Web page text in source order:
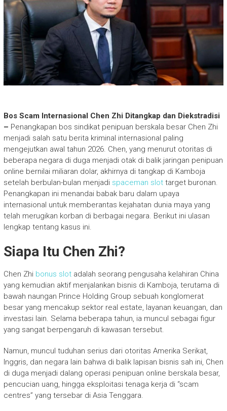
Bos Scam Internasional Chen Zhi Ditangkap dan Diekstradisi
– Penangkapan bos sindikat penipuan berskala besar Chen Zhi
menjadi salah satu berita kriminal internasional paling
mengejutkan awal tahun 2026. Chen, yang menurut otoritas di
beberapa negara di duga menjadi otak di balik jaringan penipuan
online bernilai miliaran dolar, akhirnya di tangkap di Kamboja
setelah berbulan-bulan menjadi spaceman slottarget buronan.
Penangkapan ini menandai babak baru dalam upaya
internasional untuk memberantas kejahatan dunia maya yang
telah merugikan korban di berbagai negara. Berikut ini ulasan
lengkap tentang kasus ini.
Siapa Itu Chen Zhi?
Chen Zhi bonus slotadalah seorang pengusaha kelahiran China
yang kemudian aktif menjalankan bisnis di Kamboja, terutama di
bawah naungan Prince Holding Group sebuah konglomerat
besar yang mencakup sektor real estate, layanan keuangan, dan
investasi lain. Selama beberapa tahun, ia muncul sebagai figur
yang sangat berpengaruh di kawasan tersebut.
Namun, muncul tuduhan serius dari otoritas Amerika Serikat,
Inggris, dan negara lain bahwa di balik lapisan bisnis sah ini, Chen
di duga menjadi dalang operasi penipuan online berskala besar,
pencucian uang, hingga eksploitasi tenaga kerja di “scam
centres” yang tersebar di Asia Tenggara.